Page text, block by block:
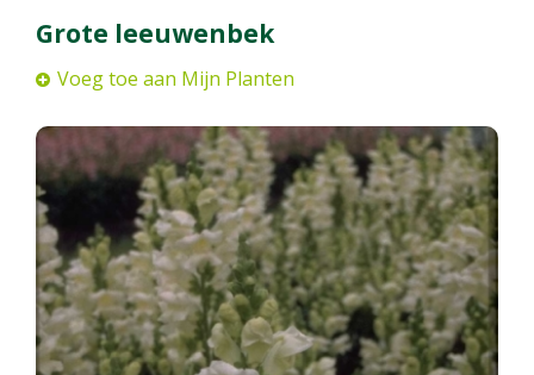
Grote leeuwenbek
Voeg toe aan Mijn Planten